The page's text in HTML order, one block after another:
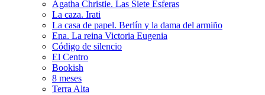
Agatha Christie. Las Siete Esferas
La caza. Irati
La casa de papel. Berlín y la dama del armiño
Ena. La reina Victoria Eugenia
Código de silencio
El Centro
Bookish
8 meses
Terra Alta